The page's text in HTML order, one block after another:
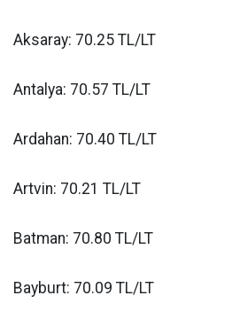
Aksaray: 70.25 TL/LT
Antalya: 70.57 TL/LT
Ardahan: 70.40 TL/LT
Artvin: 70.21 TL/LT
Batman: 70.80 TL/LT
Bayburt: 70.09 TL/LT